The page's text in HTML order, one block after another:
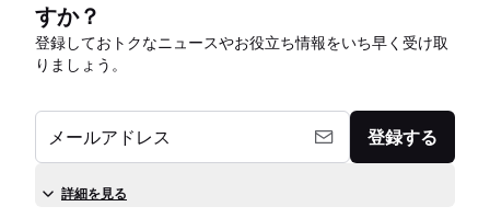
すか？
登録しておトクなニュースやお役立ち情報をいち早く受け取
りましょう。
メールアドレス 登録する
詳細を見る